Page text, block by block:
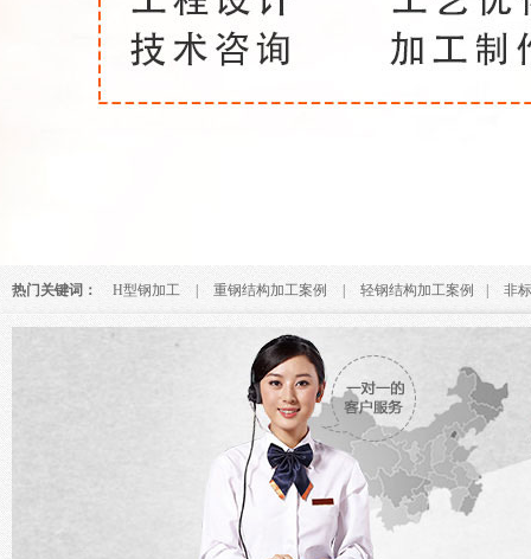
热门关键词： H型钢加工 重钢结构加工案例 轻钢结构加工案例 | 非